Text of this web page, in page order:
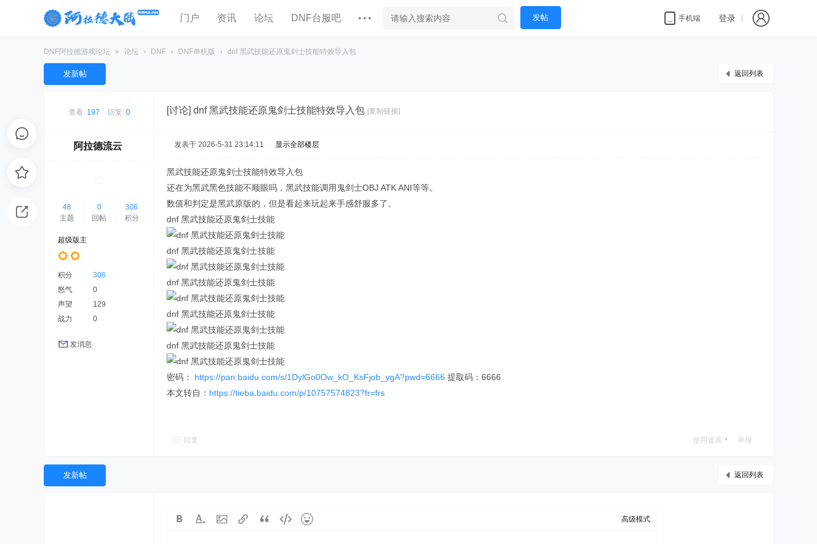
门户 资讯 论坛 DNF台服吧 发帖 手机端 登录
DNF阿拉德游戏论坛 » 论坛 › DNF › DNF单机版 › dnf 黑武技能还原鬼剑士技能特效导入包
返回列表
发新帖
查看: 197 回复: 0 [讨论] dnf 黑武技能还原鬼剑士技能特效导入包 [复制链接]
阿拉德流云
48
主题
0
回帖
306
积分
超级版主
积分
306
怒气
0
声望
129
战力
0
发消息
发表于 2026-5-31 23:14:11 显示全部楼层
黑武技能还原鬼剑士技能特效导入包
还在为黑武黑色技能不顺眼吗，黑武技能调用鬼剑士OBJ ATK ANI等等。
数值和判定是黑武原版的，但是看起来玩起来手感舒服多了。
dnf 黑武技能还原鬼剑士技能
dnf 黑武技能还原鬼剑士技能
dnf 黑武技能还原鬼剑士技能
dnf 黑武技能还原鬼剑士技能
dnf 黑武技能还原鬼剑士技能
密码： https://pan.baidu.com/s/1DylGo0Ow_kO_KsFjob_ygA?pwd=6666 提取码：6666
本文转自： https://tieba.baidu.com/p/10757574823?fr=frs
回复 使用道具 举报
返回列表
发新帖
高级模式